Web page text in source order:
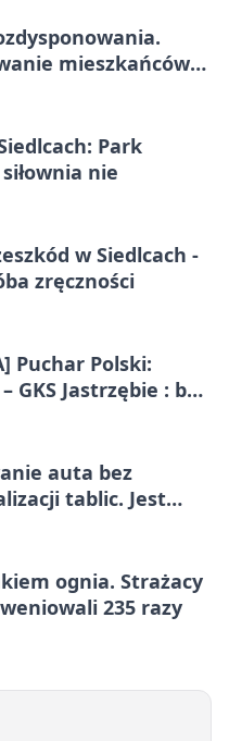
mieszkańców
Park
nie
w Siedlcach -
zręczności
Puchar Polski:
GKS Jastrzębie : bez
auta bez
tablic. Jest
ognia. Strażacy
235 razy